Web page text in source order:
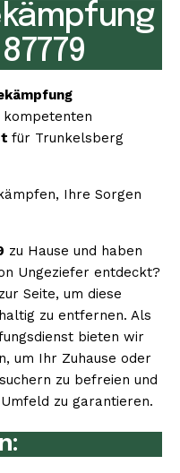
kompetenten
für Trunkelsberg
Ihre Sorgen
zu Hause und haben
Ungeziefer entdeckt?
Seite, um diese
zu entfernen. Als
bieten wir
um Ihr Zuhause oder
zu befreien und
zu garantieren.